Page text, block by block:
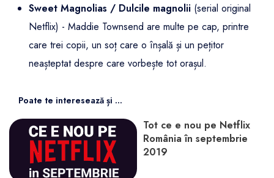
Sweet Magnolias / Dulcile magnolii (serial original
Netflix) - Maddie Townsend are multe pe cap, printre
care trei copii, un soț care o înșală și un pețitor
neașteptat despre care vorbește tot orașul.
Poate te interesează și ...
Tot ce e nou pe Netflix
România în septembrie
2019